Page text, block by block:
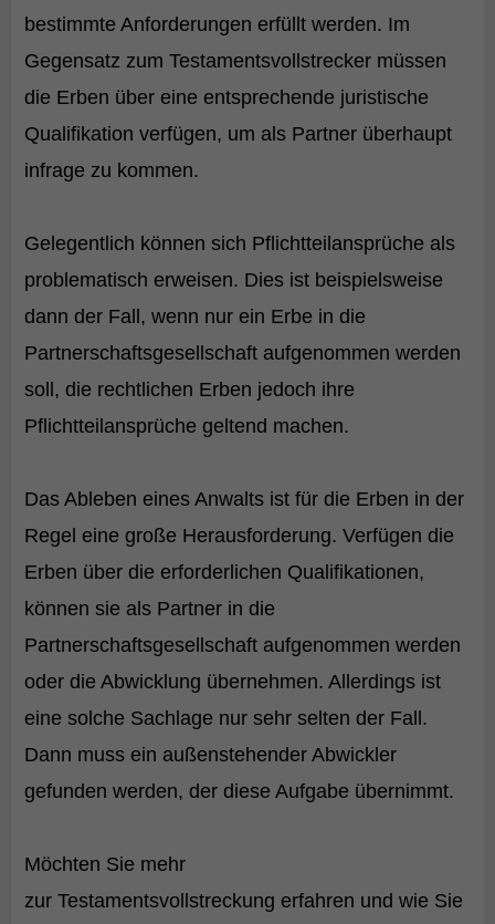
bestimmte Anforderungen erfüllt werden. Im
Gegensatz zum Testamentsvollstrecker müssen
die Erben über eine entsprechende juristische
Qualifikation verfügen, um als Partner überhaupt
infrage zu kommen.
Gelegentlich können sich Pflichtteilansprüche als
problematisch erweisen. Dies ist beispielsweise
dann der Fall, wenn nur ein Erbe in die
Partnerschaftsgesellschaft aufgenommen werden
soll, die rechtlichen Erben jedoch ihre
Pflichtteilansprüche geltend machen.
Das Ableben eines Anwalts ist für die Erben in der
Regel eine große Herausforderung. Verfügen die
Erben über die erforderlichen Qualifikationen,
können sie als Partner in die
Partnerschaftsgesellschaft aufgenommen werden
oder die Abwicklung übernehmen. Allerdings ist
eine solche Sachlage nur sehr selten der Fall.
Dann muss ein außenstehender Abwickler
gefunden werden, der diese Aufgabe übernimmt.
Möchten Sie mehr
zur Testamentsvollstreckung erfahren und wie Sie